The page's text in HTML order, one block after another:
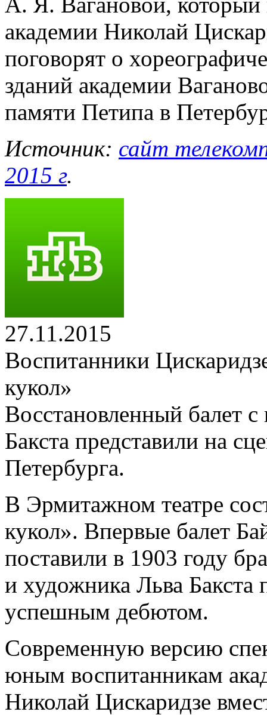
академии Николай
поговорят о
зданий академии
памяти Петипа в
Источник: сайт
2015 г.
27.11.2015
Воспитанники
кукол»
Восстановленный балет
Бакста представили на
Петербурга.
В Эрмитажном театре
кукол». Впервые балет
поставили в 1903 году
и художника Льва Бакста
успешным дебютом.
Современную версию
юным воспитанникам
Николай Цискаридзе